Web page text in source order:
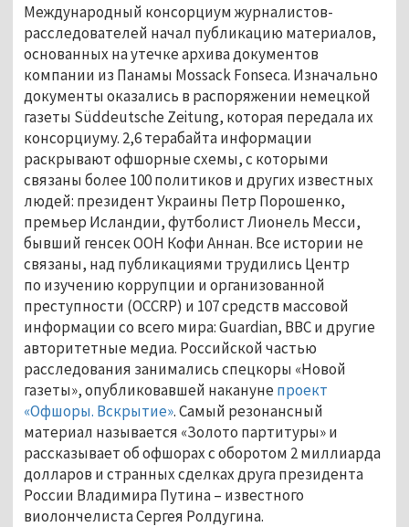
Международный консорциум журналистов-
расследователей начал публикацию материалов,
основанных на утечке архива документов
компании из Панамы Mossack Fonseca. Изначально
документы оказались в распоряжении немецкой
газеты Süddeutsche Zeitung, которая передала их
консорциуму. 2,6 терабайта информации
раскрывают офшорные схемы, с которыми
связаны более 100 политиков и других известных
людей: президент Украины Петр Порошенко,
премьер Исландии, футболист Лионель Месси,
бывший генсек ООН Кофи Аннан. Все истории не
связаны, над публикациями трудились Центр
по изучению коррупции и организованной
преступности (OCCRP) и 107 средств массовой
информации со всего мира: Guardian, BBC и другие
авторитетные медиа. Российской частью
расследования занимались спецкоры «Новой
газеты», опубликовавшей накануне проект
«Офшоры. Вскрытие». Самый резонансный
материал называется «Золото партитуры» и
рассказывает об офшорах с оборотом 2 миллиарда
долларов и странных сделках друга президента
России Владимира Путина – известного
виолончелиста Сергея Ролдугина.